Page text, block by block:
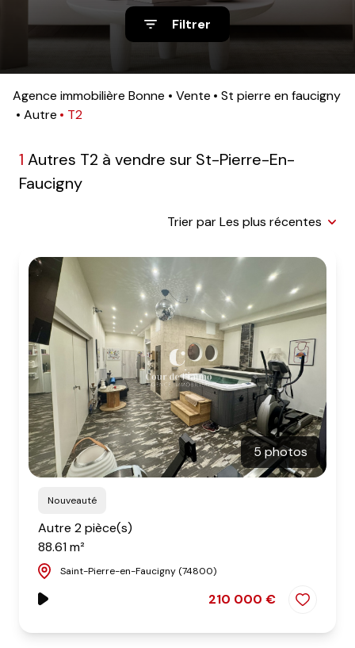
avis
notre
agence
contact
Filtrer
Agence immobilière Bonne Vente
St pierre en faucigny
Autre
T2
1 Autres T2 à vendre sur St-Pierre-En-
Faucigny
Trier par Les plus récentes
5 photos
Nouveauté
Autre 2 pièce(s)
88.61 m²
Saint-Pierre-en-Faucigny (74800)
210 000 €